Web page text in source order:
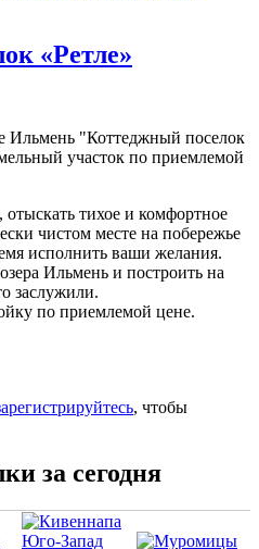
«Ретле»
Ильмень "Коттеджный поселок
участок по приемлемой
отыскать тихое и комфортное
чистом месте на побережье
исполнить ваши желания.
Ильмень и построить на
заслужили.
по приемлемой цене.
«Ретле»
, чтобы
за сегодня